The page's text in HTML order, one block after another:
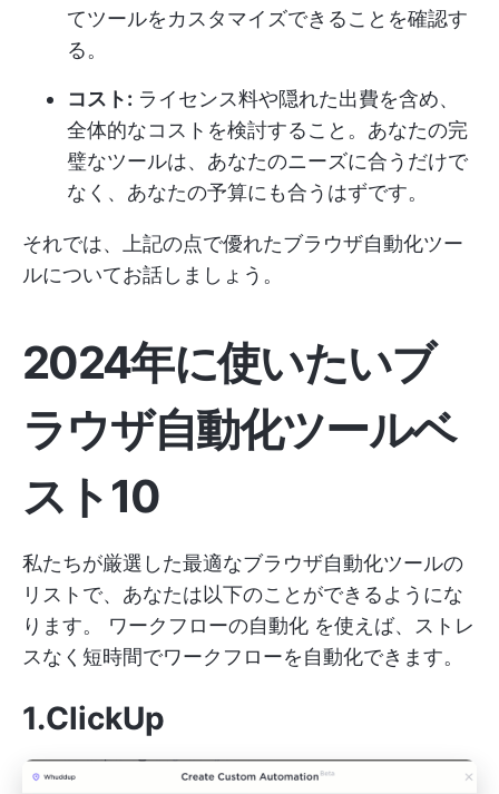
てツールをカスタマイズできることを確認す
る。
コスト: ライセンス料や隠れた出費を含め、
全体的なコストを検討すること。あなたの完
璧なツールは、あなたのニーズに合うだけで
なく、あなたの予算にも合うはずです。
それでは、上記の点で優れたブラウザ自動化ツー
ルについてお話しましょう。
2024年に使いたいブ
ラウザ自動化ツールベ
スト10
私たちが厳選した最適なブラウザ自動化ツールの
リストで、あなたは以下のことができるようにな
ります。 ワークフローの自動化 を使えば、ストレ
スなく短時間でワークフローを自動化できます。
1.ClickUp